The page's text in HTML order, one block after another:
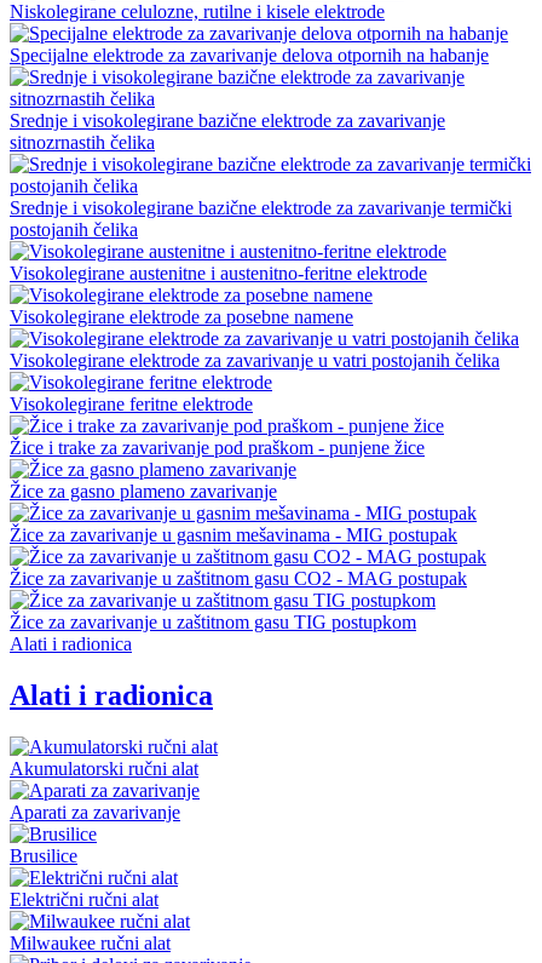
Niskolegirane celulozne, rutilne i kisele elektrode
Specijalne elektrode za zavarivanje delova otpornih na habanje
Srednje i visokolegirane bazične elektrode za zavarivanje
sitnozrnastih čelika
Srednje i visokolegirane bazične elektrode za zavarivanje termički
postojanih čelika
Visokolegirane austenitne i austenitno-feritne elektrode
Visokolegirane elektrode za posebne namene
Visokolegirane elektrode za zavarivanje u vatri postojanih čelika
Visokolegirane feritne elektrode
Žice i trake za zavarivanje pod praškom - punjene žice
Žice za gasno plameno zavarivanje
Žice za zavarivanje u gasnim mešavinama - MIG postupak
Žice za zavarivanje u zaštitnom gasu CO2 - MAG postupak
Žice za zavarivanje u zaštitnom gasu TIG postupkom
Alati i radionica
Alati i radionica
Akumulatorski ručni alat
Aparati za zavarivanje
Brusilice
Električni ručni alat
Milwaukee ručni alat